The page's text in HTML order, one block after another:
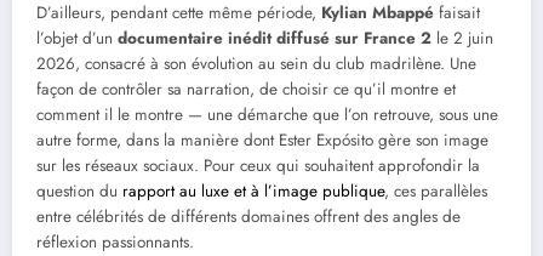
D’ailleurs, pendant cette même période, Kylian Mbappé faisait
l’objet d’un documentaire inédit diffusé sur France 2 le 2 juin
2026, consacré à son évolution au sein du club madrilène. Une
façon de contrôler sa narration, de choisir ce qu’il montre et
comment il le montre — une démarche que l’on retrouve, sous une
autre forme, dans la manière dont Ester Expósito gère son image
sur les réseaux sociaux. Pour ceux qui souhaitent approfondir la
question du rapport au luxe et à l’image publique, ces parallèles
entre célébrités de différents domaines offrent des angles de
réflexion passionnants.